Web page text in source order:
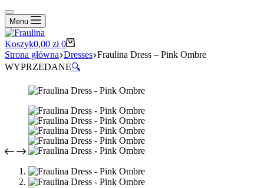
Menu
Koszyk0,00 zł 0
Strona główna Dresses Fraulina Dress – Pink Ombre
WYPRZEDANE🔍